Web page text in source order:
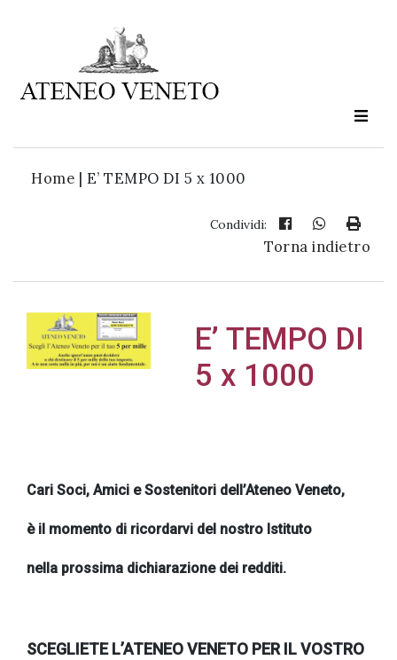
Home | E’ TEMPO DI 5 x 1000
Condividi:
Torna indietro
E’ TEMPO DI
5 x 1000
Cari Soci, Amici e Sostenitori dell’Ateneo Veneto,
è il momento di ricordarvi del nostro Istituto
nella prossima dichiarazione dei redditi.
SCEGLIETE L’ATENEO VENETO PER IL VOSTRO
Ateneo
è
cultura
newsletter:
Acconsento
all'uso dei
personali in
decreto